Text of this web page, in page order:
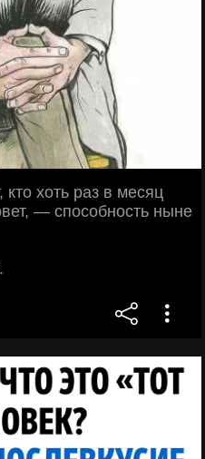
хоть раз в месяц
— способность ныне